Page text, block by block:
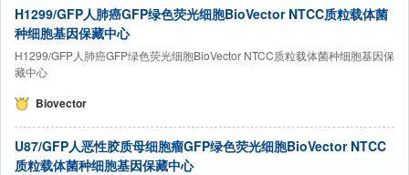
H1299/GFP人肺癌GFP绿色荧光细胞BioVector NTCC质粒载体菌
种细胞基因保藏中心
H1299/GFP人肺癌GFP绿色荧光细胞BioVector NTCC质粒载体菌种细胞基因保
藏中心
Biovector
U87/GFP人恶性胶质母细胞瘤GFP绿色荧光细胞BioVector NTCC
质粒载体菌种细胞基因保藏中心